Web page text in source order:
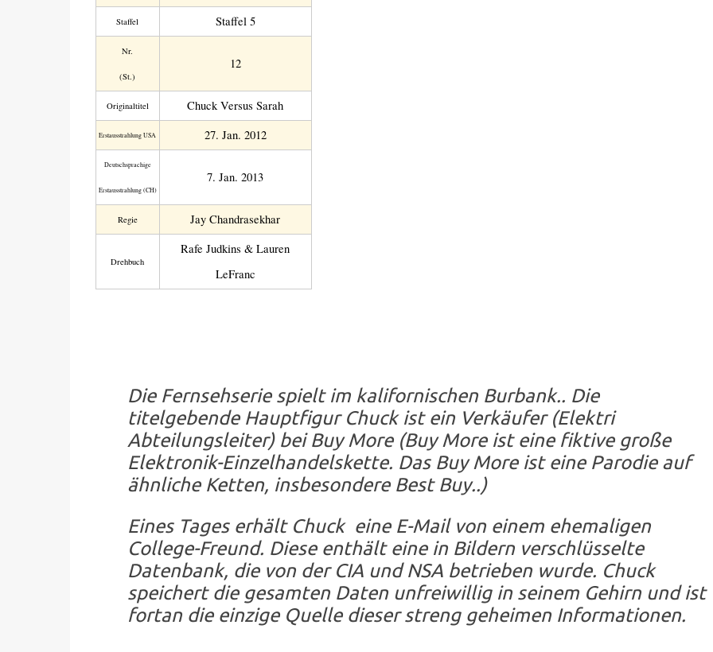
Staffel Staffel 5
Nr.
(St.)
12
Original­titel Chuck Versus Sarah
Erstaus­strahlung USA 27. Jan. 2012
Deutsch­sprachige
Erstaus­strahlung (CH)
7. Jan. 2013
Regie Jay Chandrasekhar
Drehbuch
Rafe Judkins & Lauren
LeFranc
Die Fernsehserie spielt im kalifornischen Burbank.. Die
titelgebende Hauptfigur Chuck ist ein Verkäufer (Elektri
Abteilungsleiter) bei Buy More (Buy More ist eine fiktive große
Elektronik-Einzelhandelskette. Das Buy More ist eine Parodie auf
ähnliche Ketten, insbesondere Best Buy..)
Eines Tages erhält Chuck eine E-Mail von einem ehemaligen
College-Freund. Diese enthält eine in Bildern verschlüsselte
Datenbank, die von der CIA und NSA betrieben wurde. Chuck
speichert die gesamten Daten unfreiwillig in seinem Gehirn und ist
fortan die einzige Quelle dieser streng geheimen Informationen.